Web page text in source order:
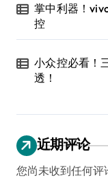
掌中利器！
控
小众控必看！
透！
近期评论
您尚未收到任何评